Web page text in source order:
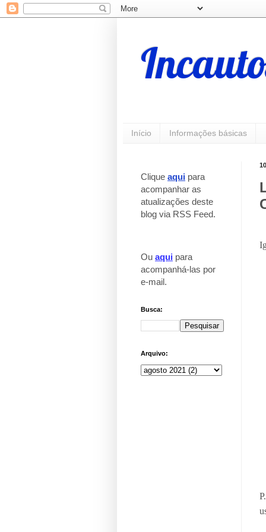
Início Informações básicas
Clique aqui para
acompanhar as
atualizações deste
blog via RSS Feed.
Ou aqui para
acompanhá-las por
e-mail.
Busca:
Arquivo: